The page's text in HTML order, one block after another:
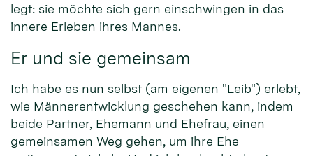
legt: sie möchte sich gern einschwingen in das
innere Erleben ihres Mannes.
Er und sie gemeinsam
Ich habe es nun selbst (am eigenen "Leib") erlebt,
wie Männerentwicklung geschehen kann, indem
beide Partner, Ehemann und Ehefrau, einen
gemeinsamen Weg gehen, um ihre Ehe